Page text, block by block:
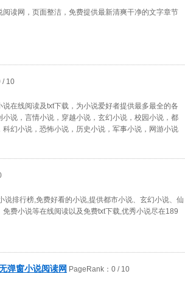
读网，页面整洁，免费提供最新清爽干净的文字章节
/ 10
在线阅读及txt下载，为小说爱好者提供最多最全的各
说，言情小说，穿越小说，玄幻小说，校园小说，都
幻小说，恐怖小说，历史小说，军事小说，网游小说
彩尽在黑骑士小说网！
说排行榜,免费好看的小说,提供都市小说、玄幻小说、仙
费小说等在线阅读以及免费txt下载,优秀小说尽在189
弹窗小说阅读网 PageRank： 0 / 10